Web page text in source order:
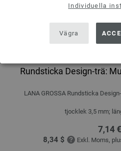
Individuella
Vägra
Rundsticka Design-trä:
LANA GROSSA Rundsticka
tjocklek 3,5 mm;
7,14 €
8,34 $ Exkl. Moms,